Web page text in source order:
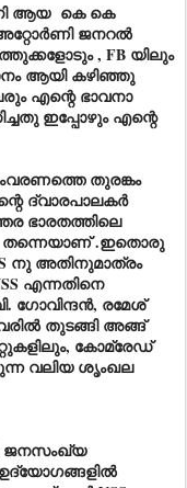
ആയ കെ കെ
ജനറൽ
, FB യിലും
ആയി കഴിഞ്ഞു
എന്റെ ഭാവനാ
ഇപ്പോഴും എന്റെ
തുരങ്കം
ദ്വാരപാലകർ
ഭാരതത്തിലെ
തന്നെയാണ് .ഇതൊരു
നു അതിനുമാത്രം
എന്നതിനെ
രമേശ്‌
തുടങ്ങി അങ്ങ്
കോമ്രേഡ്
വലിയ ശൃംഖല
ജനസംഖ്യ